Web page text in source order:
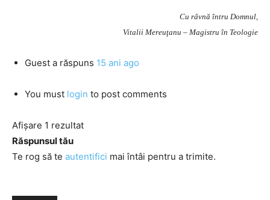
Cu râvnă întru Domnul,
Vitalii Mereuţanu – Magistru în Teologie
Guest a răspuns 15 ani ago
You must login to post comments
Afișare 1 rezultat
Răspunsul tău
Te rog să te autentifici mai întâi pentru a trimite.